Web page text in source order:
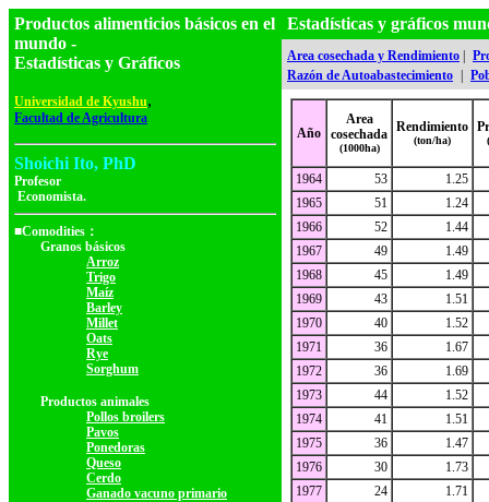
Productos alimenticios básicos en el
mundo -
Estadísticas y Gráficos
Universidad de Kyushu,
Facultad de Agricultura
Shoichi Ito, PhD
Profesor
Economista.
■Comodities：
Granos básicos
Arroz
Trigo
Maíz
Barley
Millet
Oats
Rye
Sorghum
Productos animales
Pollos broilers
Pavos
Ponedoras
Queso
Cerdo
Ganado vacuno primario
Estadísticas y gráficos
Area cosechada y Rendimiento
Razón de Autoabastecimiento
Año
Area
cosechada
(1000ha)
Rendimiento
(ton/ha)
1964 53
1.25
1965
51
1.24
1966
52
1.44
1967
49
1.49
1968
45
1.49
1969
43
1.51
1970
40
1.52
1971
36
1.67
1972
36
1.69
1973
44
1.52
1974
41
1.51
1975
36
1.47
1976
30
1.73
1977
24
1.71